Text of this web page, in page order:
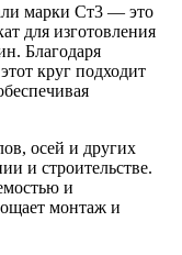
марки Ст3 — это
для изготовления
Благодаря
круг подходит
осей и других
и строительстве.
и
монтаж и